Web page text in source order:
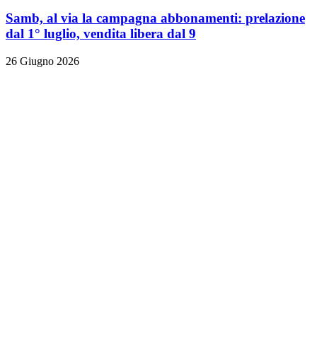
Samb, al via la campagna abbonamenti: prelazione
dal 1° luglio, vendita libera dal 9
26 Giugno 2026